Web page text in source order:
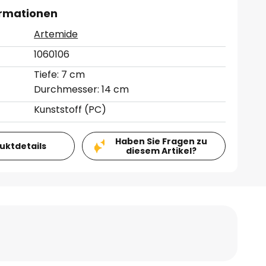
Artemide
1060106
Tiefe: 7 cm
Durchmesser: 14 cm
Kunststoff (PC)
Haben Sie Fragen zu
diesem Artikel?